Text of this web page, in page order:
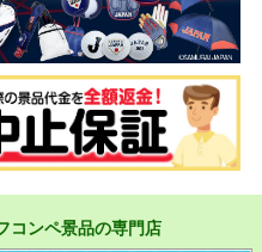
コンペ景品の専門店